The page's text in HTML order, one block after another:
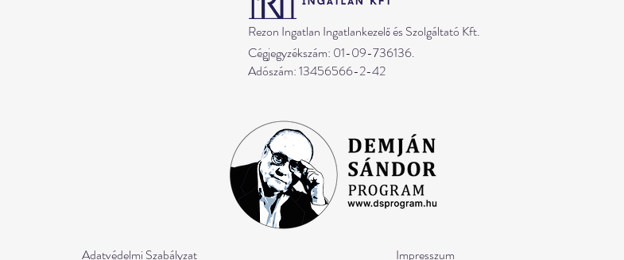
Rezon Ingatlan Ingatlankezelő és Szolgáltató Kft.
Cégjegyzékszám: 01-09-736136.
Adószám: 13456566-2-42
Adatvédelmi Szabályzat Impresszum